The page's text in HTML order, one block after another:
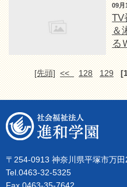
09月
TV
＆
る
[先頭] << 128 129
〒254-0913 神奈川県平塚市万
Tel.0463-32-5325